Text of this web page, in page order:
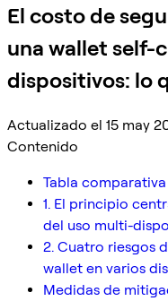
El costo de
una wallet self-
dispositivos: lo
Actualizado el 15 may
Contenido
Tabla
1. El principio
del uso multi-
2. Cuatro riesgos
wallet en varios
Medidas de